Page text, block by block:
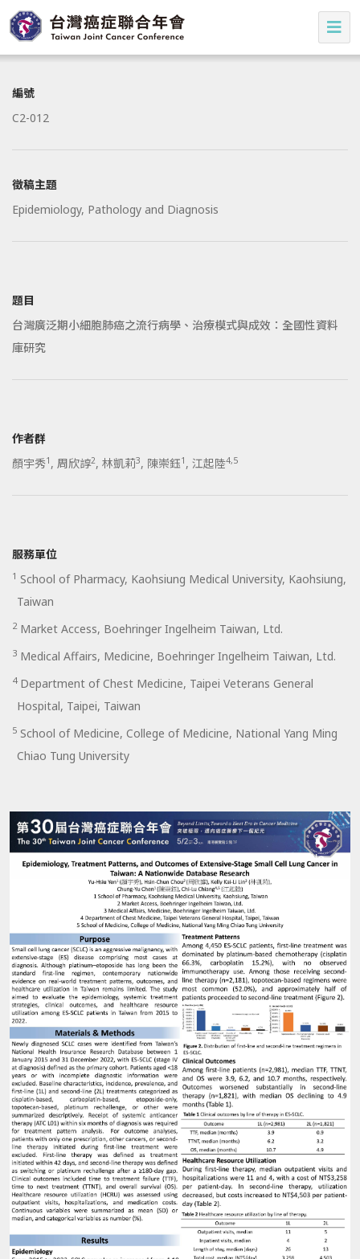
編號
C2-012
徵稿主題
Epidemiology, Pathology and Diagnosis
題目
台灣廣泛期小細胞肺癌之流行病學、治療模式與成效：全國性資料
庫研究
作者群
顏宇秀1 , 周欣諄2, 林凱莉3, 陳崇鈺1 , 江起陸4,5
服務單位
1 School of Pharmacy, Kaohsiung Medical University, Kaohsiung,
Taiwan
2Market Access, Boehringer Ingelheim Taiwan, Ltd.
3 Medical Affairs, Medicine, Boehringer Ingelheim Taiwan, Ltd.
4Department of Chest Medicine, Taipei Veterans General
Hospital, Taipei, Taiwan
5 School of Medicine, College of Medicine, National Yang Ming
Chiao Tung University